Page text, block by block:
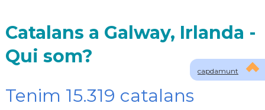
capdamunt
Catalans a Galway, Irlanda -
Qui som?
Tenim 15.319 catalans